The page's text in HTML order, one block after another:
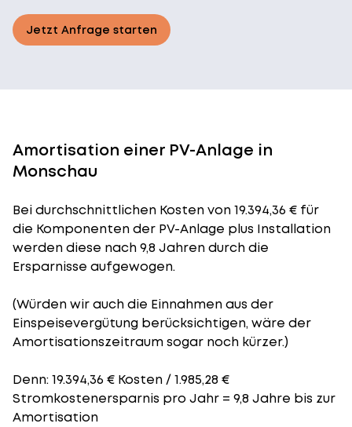
Jetzt Anfrage starten
Amortisation einer PV-Anlage in
Monschau
Bei durchschnittlichen Kostenvon 19.394,36 € für
die Komponenten der PV-Anlage plus Installation
werden diese nach 9,8 Jahren durch die
Ersparnisse aufgewogen.
(Würden wir auch die Einnahmen aus der
Einspeisevergütung berücksichtigen, wäre der
Amortisationszeitraumsogar noch kürzer.)
Denn: 19.394,36 € Kosten / 1.985,28 €
Stromkostenersparnis pro Jahr = 9,8 Jahre bis zur
Amortisation